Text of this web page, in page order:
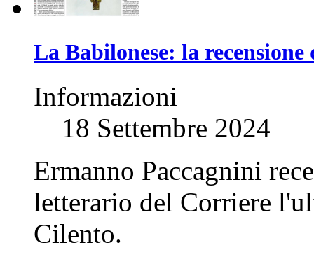
La Babilonese: la
Informazioni
18 Settembre 2024
Ermanno Paccagnini
letterario del Corriere
Cilento.